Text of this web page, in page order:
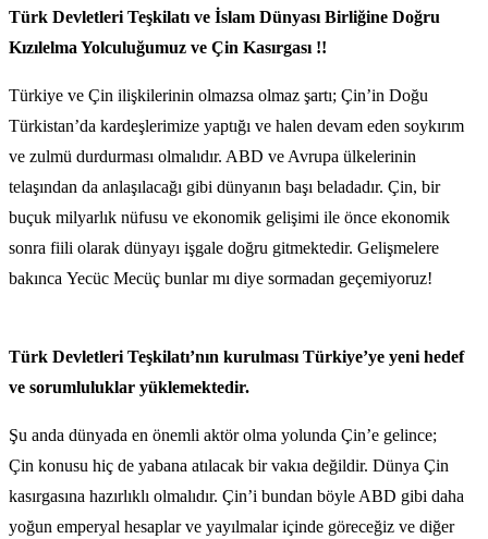
Türk Devletleri Teşkilatı ve İslam Dünyası Birliğine Doğru
Kızılelma Yolculuğumuz ve Çin Kasırgası !!
Türkiye ve Çin ilişkilerinin olmazsa olmaz şartı; Çin’in Doğu
Türkistan’da kardeşlerimize yaptığı ve halen devam eden soykırım
ve zulmü durdurması olmalıdır. ABD ve Avrupa ülkelerinin
telaşından da anlaşılacağı gibi dünyanın başı beladadır. Çin, bir
buçuk milyarlık nüfusu ve ekonomik gelişimi ile önce ekonomik
sonra fiili olarak dünyayı işgale doğru gitmektedir. Gelişmelere
bakınca Yecüc Mecüç bunlar mı diye sormadan geçemiyoruz!
Türk Devletleri Teşkilatı’nın kurulması Türkiye’ye yeni hedef
ve sorumluluklar yüklemektedir.
Şu anda dünyada en önemli aktör olma yolunda Çin’e gelince;
Çin konusu hiç de yabana atılacak bir vakıa değildir. Dünya Çin
kasırgasına hazırlıklı olmalıdır. Çin’i bundan böyle ABD gibi daha
yoğun emperyal hesaplar ve yayılmalar içinde göreceğiz ve diğer